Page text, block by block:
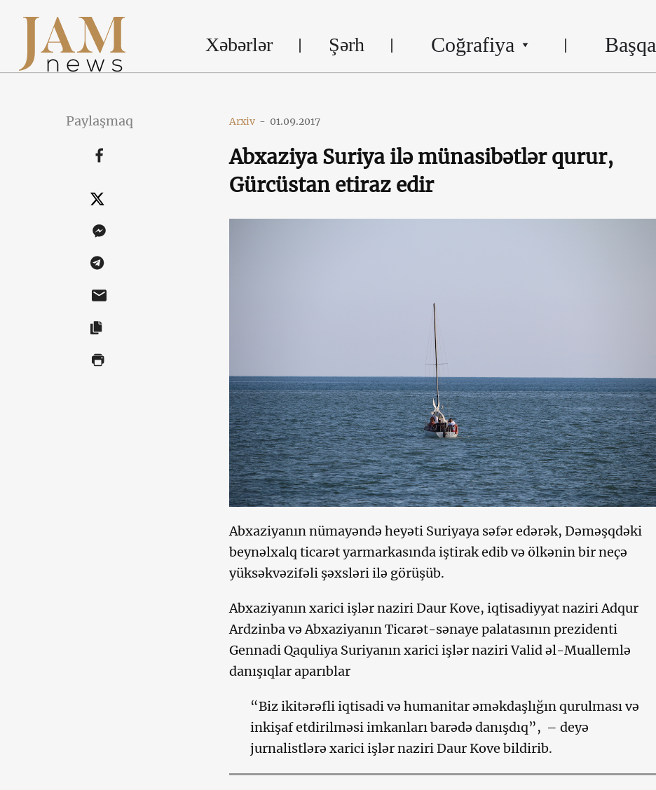
Xəbərlər Şərh Coğrafiya Başqa
Paylaşmaq Arxiv - 01.09.2017
Abxaziya Suriya ilə münasibətlər qurur,
Gürcüstan etiraz edir
Abxaziyanın nümayəndə heyəti Suriyaya səfər edərək, Dəməşqdəki
beynəlxalq ticarət yarmarkasında iştirak edib və ölkənin bir neçə
yüksəkvəzifəli şəxsləri ilə görüşüb.
Abxaziyanın xarici işlər naziri Daur Kove, iqtisadiyyat naziri Adqur
Ardzinba və Abxaziyanın Ticarət-sənaye palatasının prezidenti
Gennadi Qaquliya Suriyanın xarici işlər naziri Valid əl-Muallemlə
danışıqlar aparıblar
“Biz ikitərəfli iqtisadi və humanitar əməkdaşlığın qurulması və
inkişaf etdirilməsi imkanları barədə danışdıq”, – deyə
jurnalistlərə xarici işlər naziri Daur Kove bildirib.